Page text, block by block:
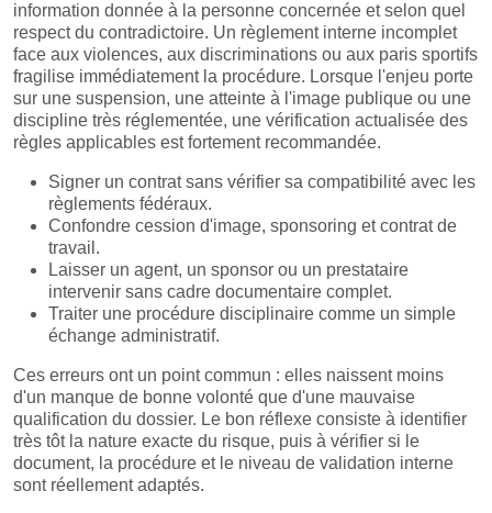
information donnée à la personne concernée et selon quel
respect du contradictoire. Un règlement interne incomplet
face aux violences, aux discriminations ou aux paris sportifs
fragilise immédiatement la procédure. Lorsque l'enjeu porte
sur une suspension, une atteinte à l'image publique ou une
discipline très réglementée, une vérification actualisée des
règles applicables est fortement recommandée.
Signer un contrat sans vérifier sa compatibilité avec les
règlements fédéraux.
Confondre cession d'image, sponsoring et contrat de
travail.
Laisser un agent, un sponsor ou un prestataire
intervenir sans cadre documentaire complet.
Traiter une procédure disciplinaire comme un simple
échange administratif.
Ces erreurs ont un point commun : elles naissent moins
d'un manque de bonne volonté que d'une mauvaise
qualification du dossier. Le bon réflexe consiste à identifier
très tôt la nature exacte du risque, puis à vérifier si le
document, la procédure et le niveau de validation interne
sont réellement adaptés.